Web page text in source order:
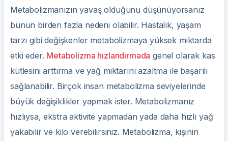
Metabolizmanızın yavaş olduğunu düşünüyorsanız
bunun birden fazla nedeni olabilir. Hastalık, yaşam
tarzı gibi değişkenler metabolizmaya yüksek miktarda
etki eder. Metabolizma hızlandırmada genel olarak kas
kütlesini arttırma ve yağ miktarını azaltma ile başarılı
sağlanabilir. Birçok insan metabolizma seviyelerinde
büyük değişiklikler yapmak ister. Metabolizmanız
hızlıysa, ekstra aktivite yapmadan yada daha hızlı yağ
yakabilir ve kilo verebilirsiniz. Metabolizma, kişinin